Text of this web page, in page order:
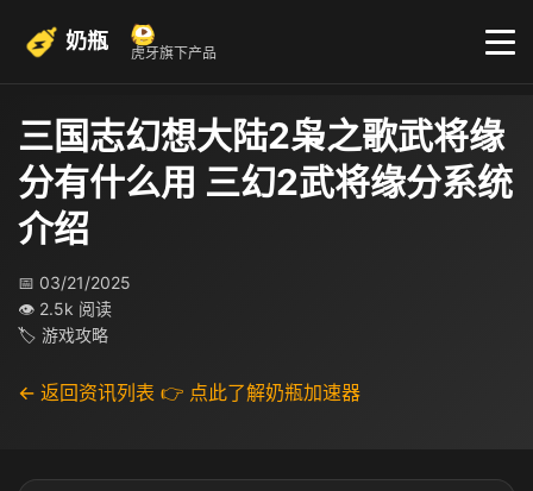
奶瓶 虎牙旗下产品
三国志幻想大陆2枭之歌武将缘
分有什么用 三幻2武将缘分系统
介绍​
📅 03/21/2025
👁 2.5k 阅读
🏷 游戏攻略
← 返回资讯列表 👉 点此了解奶瓶加速器